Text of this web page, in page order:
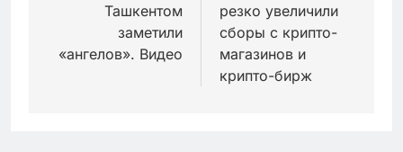
записям
Ташкентом
заметили
«ангелов». Видео
резко увеличили
сборы с крипто-
магазинов и
крипто-бирж